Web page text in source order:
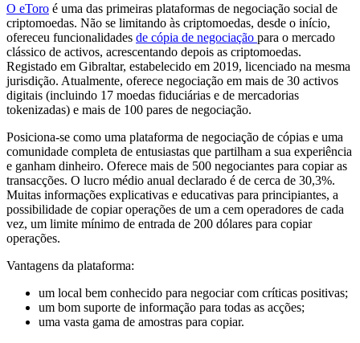
O eToro é uma das primeiras plataformas de negociação social de
criptomoedas. Não se limitando às criptomoedas, desde o início,
ofereceu funcionalidades de cópia de negociação para o mercado
clássico de activos, acrescentando depois as criptomoedas.
Registado em Gibraltar, estabelecido em 2019, licenciado na mesma
jurisdição. Atualmente, oferece negociação em mais de 30 activos
digitais (incluindo 17 moedas fiduciárias e de mercadorias
tokenizadas) e mais de 100 pares de negociação.
Posiciona-se como uma plataforma de negociação de cópias e uma
comunidade completa de entusiastas que partilham a sua experiência
e ganham dinheiro. Oferece mais de 500 negociantes para copiar as
transacções. O lucro médio anual declarado é de cerca de 30,3%.
Muitas informações explicativas e educativas para principiantes, a
possibilidade de copiar operações de um a cem operadores de cada
vez, um limite mínimo de entrada de 200 dólares para copiar
operações.
Vantagens da plataforma:
um local bem conhecido para negociar com críticas positivas;
um bom suporte de informação para todas as acções;
uma vasta gama de amostras para copiar.